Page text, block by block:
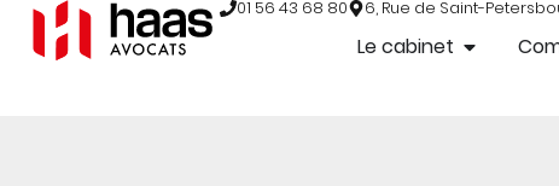
01 56 43 68 80 6, Rue de Saint-
Le cabinet